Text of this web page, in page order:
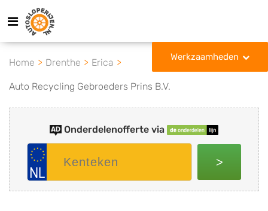
Werkzaamheden
Home Drenthe Erica
Auto Recycling Gebroeders Prins B.V.
Onderdelenofferte via
>